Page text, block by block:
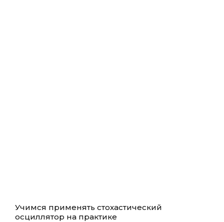
Учимся применять стохастический
осциллятор на практике